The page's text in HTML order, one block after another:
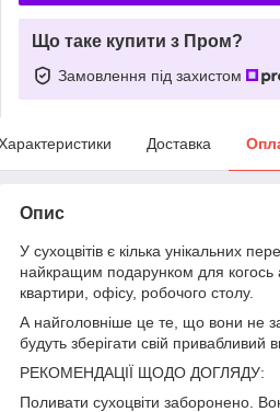
Що таке купити з Пром?
Замовлення під захистом
Доставка
Опис
У сухоцвітів є кілька унікальних
найкращим подарунком для
квартири, офісу, робочого столу.
А найголовніше це те, що вони не
будуть зберігати свій привабливий
РЕКОМЕНДАЦІЇ ЩОДО ДОГЛЯДУ:
Поливати сухоцвіти заборонено.